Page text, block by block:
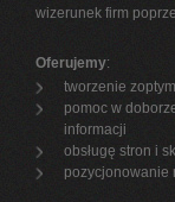
wizerunek firm
Oferujemy:
tworzenie
pomoc w
informacji
obsługę stron i
pozycjonowanie